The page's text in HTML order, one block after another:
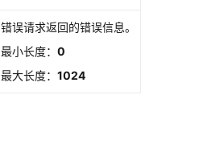
错误请求返回的错误信息。
最小长度： 0
最大长度： 1024